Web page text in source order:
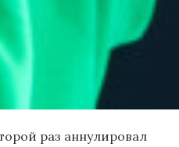
раз аннулировал